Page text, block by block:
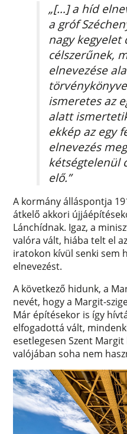
„[…] a híd
a gróf
nagy kegyelet
célszerűnek,
elnevezése
ismeretes az
alatt
ekkép az egy
elnevezés
kétségtelenül
elő.”
A kormány álláspontja
átkelő akkori
Lánchídnak. Igaz, a
valóra vált, hiába telt el
iratokon kívül senki sem
elnevezést.
A következő hidunk, a
nevét, hogy a Margit-
Már építésekor is így
elfogadottá vált,
esetlegesen Szent
valójában soha nem